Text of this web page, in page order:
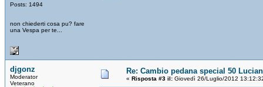
Posts: 1494
non chiederti cosa pu? fare
una Vespa per te...
djgonz
Moderator
Veterano
Re: Cambio pedana special 50
« Risposta #3 il: Giovedì 26/Luglio/2012